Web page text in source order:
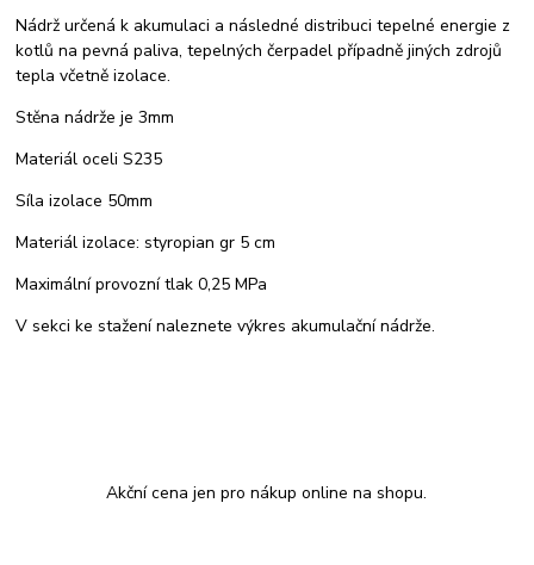
Nádrž určená k akumulaci a následné distribuci tepelné energie z
kotlů na pevná paliva, tepelných čerpadel případně jiných zdrojů
tepla včetně izolace.
Stěna nádrže je 3mm
Materiál oceli S235
Síla izolace 50mm
Materiál izolace: styropian gr 5 cm
Maximální provozní tlak 0,25 MPa
V sekci ke stažení naleznete výkres akumulační nádrže.
Akční cena jen pro nákup online na shopu.